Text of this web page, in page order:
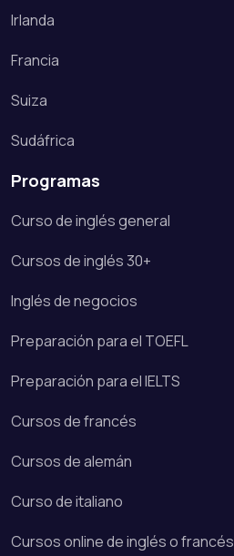
Irlanda
Francia
Suiza
Sudáfrica
Programas
Curso de inglés general
Cursos de inglés 30+
Inglés de negocios
Preparación para el TOEFL
Preparación para el IELTS
Cursos de francés
Cursos de alemán
Curso de italiano
Cursos online de inglés o francés